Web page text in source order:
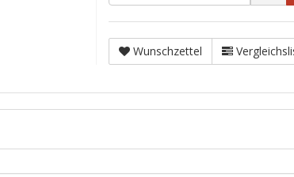
Wunschzettel